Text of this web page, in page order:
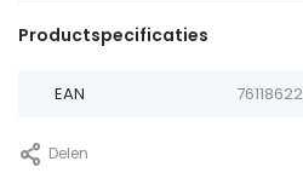
Productspecificaties
EAN
Delen